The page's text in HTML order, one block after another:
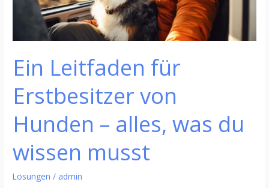
Ein Leitfaden für
Erstbesitzer von
Hunden – alles, was du
wissen musst
Lösungen / admin
wissen
musst